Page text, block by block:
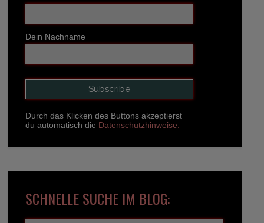
Dein Nachname
Durch das Klicken des Buttons akzeptierst
du automatisch die Datenschutzhinweise.
SCHNELLE SUCHE IM BLOG: